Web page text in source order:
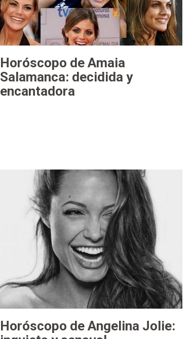
Horóscopo de Amaia
Salamanca: decidida y
encantadora
Horóscopo de Angelina Jolie: